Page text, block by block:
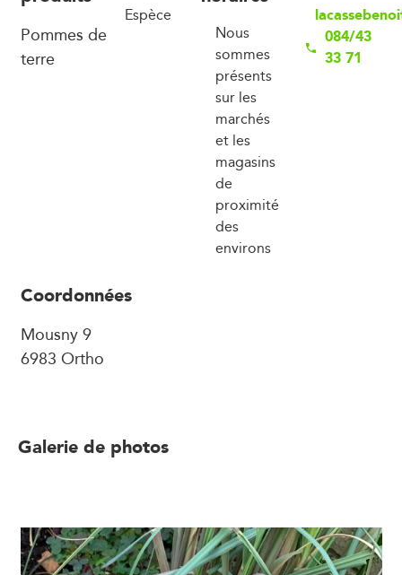
Pommes de
terre
Espèce
Nous
sommes
présents
sur les
marchés
et les
magasins
de
proximité
des
environs
084/43
33 71
Coordonnées
Mousny 9
6983 Ortho
Galerie de photos